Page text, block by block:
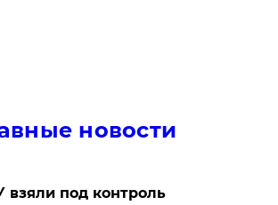
новости
взяли под контроль